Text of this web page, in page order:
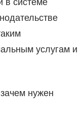
в системе
услугам и
нужен